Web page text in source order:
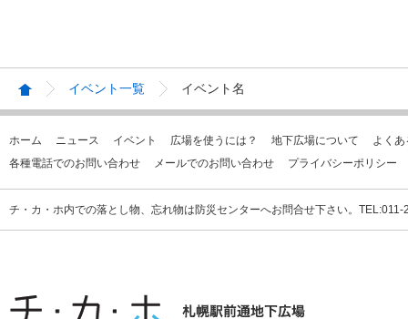
イベント一覧 イベント名
ホーム ニュース イベント 広場を使うには？ 地下広場について
よく
各種電話でのお問い合わせ
メールでのお問い合わせ プライバシーポリシー
チ・カ・ホ内での落とし物、忘れ物は防災センターへお問合せ下さい。